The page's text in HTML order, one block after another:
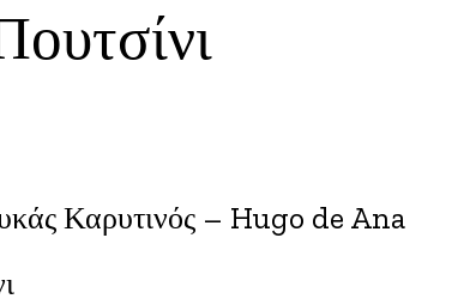
Καρυτινός – Hugo de Ana